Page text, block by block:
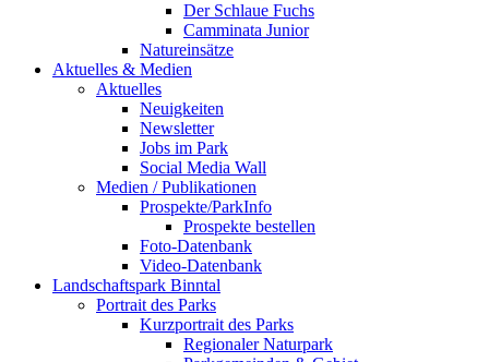
Der Schlaue Fuchs
Camminata Junior
Natureinsätze
Aktuelles & Medien
Aktuelles
Neuigkeiten
Newsletter
Jobs im Park
Social Media Wall
Medien / Publikationen
Prospekte/ParkInfo
Prospekte bestellen
Foto-Datenbank
Video-Datenbank
Landschaftspark Binntal
Portrait des Parks
Kurzportrait des Parks
Regionaler Naturpark